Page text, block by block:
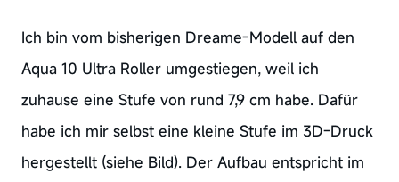
Ich bin vom bisherigen Dreame-Modell auf den
Aqua 10 Ultra Roller umgestiegen, weil ich
zuhause eine Stufe von rund 7,9 cm habe. Dafür
habe ich mir selbst eine kleine Stufe im 3D-Druck
hergestellt (siehe Bild). Der Aufbau entspricht im